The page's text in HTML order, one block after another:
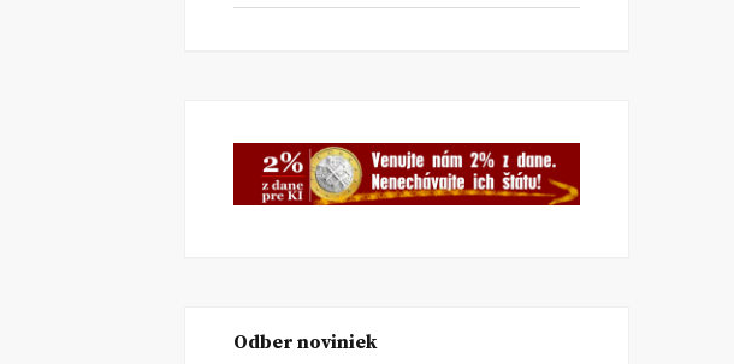
Odber noviniek